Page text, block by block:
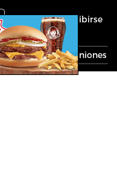
Inscribirse
Economía Opiniones